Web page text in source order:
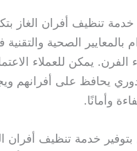
خدمة تنظيف أفران الغاز
بالمعايير الصحية
يمكن للعملاء
يحافظ على أفرانهم
وأمانًا.
بتوفير خدمة تنظيف أفران